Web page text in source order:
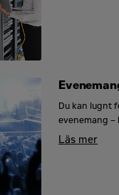
Du kan lugnt
evenemang –
att lamporna
Läs mer